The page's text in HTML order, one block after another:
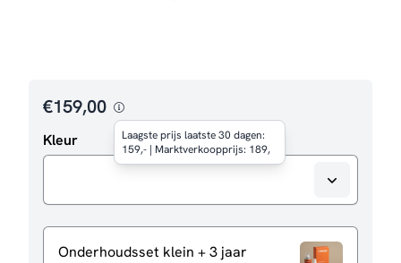
€159,00
Laagste prijs laatste 30 dagen:
159,- | Marktverkoopprijs: 189,
Kleur
Onderhoudsset klein + 3 jaar